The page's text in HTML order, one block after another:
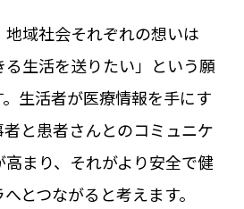
域社会それぞれの想いは
る生活を送りたい」という願
生活者が医療情報を手にす
と患者さんとのコミュニケ
まり、それがより安全で健
とつながると考えます。